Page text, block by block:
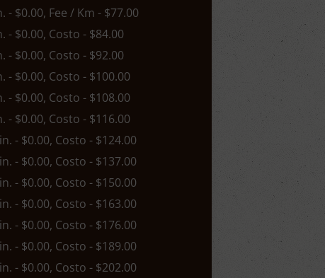
- $0.00, Fee / Km - $77.00
- $0.00, Costo - $84.00
- $0.00, Costo - $92.00
- $0.00, Costo - $100.00
- $0.00, Costo - $108.00
- $0.00, Costo - $116.00
- $0.00, Costo - $124.00
- $0.00, Costo - $137.00
- $0.00, Costo - $150.00
- $0.00, Costo - $163.00
- $0.00, Costo - $176.00
- $0.00, Costo - $189.00
- $0.00, Costo - $202.00